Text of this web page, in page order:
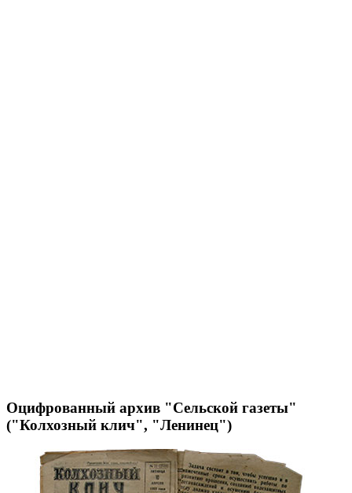
Оцифрованный архив "Сельской газеты"
("Колхозный клич", "Ленинец")